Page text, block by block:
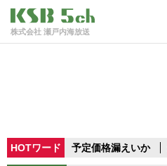
株式会社 瀬戸内海放送
HOTワード 予定価格漏えいか